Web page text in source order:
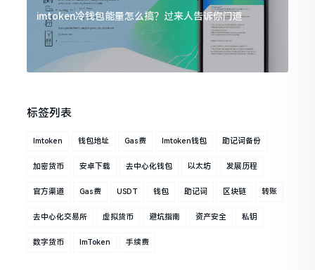
imtoken冷钱包能量怎么搞？过来人告诉你门道
标签列表
Imtoken 钱包地址 Gas费 Imtoken钱包 助记词备份
加密货币 安卓下载 去中心化钱包 以太坊 发展历程
官方渠道 Gas费 USDT 钱包 助记词 区块链 转账
去中心化交易所 虚拟货币 避坑指南 资产安全 私钥
数字货币 ImToken 手续费